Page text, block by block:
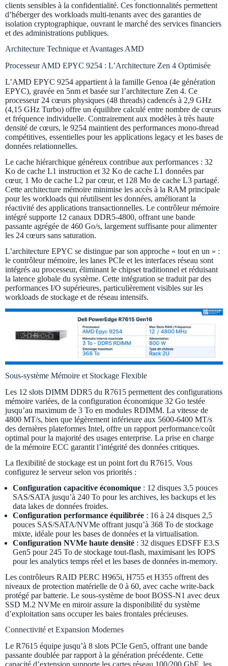
clients sensibles à la confidentialité. Ces fonctionnalités permettent
d’héberger des workloads multi-tenants avec des garanties de
isolation cryptographique, ouvrant le marché des services financiers
et des administrations publiques.
Architecture Technique et Avantages AMD
Processeur AMD EPYC 9254 : L’Architecture Zen 4 Optimisée
L’AMD EPYC 9254 appartient à la famille Genoa (4e génération
EPYC), gravée en 5nm et basée sur l’architecture Zen 4. Ce
processeur 24 cœurs physiques (48 threads) cadencés à 2,9 GHz
(4,15 GHz Turbo) offre un équilibre calculé entre nombre de cœurs
et fréquence individuelle. Contrairement aux modèles à très haute
densité de cœurs, le 9254 maintient des performances mono-thread
compétitives, essentielles pour les applications legacy et les bases de
données relationnelles.
Le cache hiérarchique généreux contribue aux performances : 32
Ko de cache L1 instruction et 32 Ko de cache L1 données par
cœur, 1 Mo de cache L2 par cœur, et 128 Mo de cache L3 partagé.
Cette architecture mémoire minimise les accès à la RAM principale
pour les workloads qui réutilisent les données, améliorant la
réactivité des applications transactionnelles. Le contrôleur mémoire
intégré supporte 12 canaux DDR5-4800, offrant une bande
passante agrégée de 460 Go/s, largement suffisante pour alimenter
les 24 cœurs sans saturation.
L’architecture EPYC se distingue par son approche « tout en un » :
le contrôleur mémoire, les lanes PCIe et les interfaces réseau sont
intégrés au processeur, éliminant le chipset traditionnel et réduisant
la latence globale du système. Cette intégration se traduit par des
performances I/O supérieures, particulièrement visibles sur les
workloads de stockage et de réseau intensifs.
Sous-système Mémoire et Stockage Flexible
Les 12 slots DIMM DDR5 du R7615 permettent des configurations
mémoire variées, de la configuration économique 32 Go testée
jusqu’au maximum de 3 To en modules RDIMM. La vitesse de
4800 MT/s, bien que légèrement inférieure aux 5600-6400 MT/s
des dernières plateformes Intel, offre un rapport performance/coût
optimal pour la majorité des usages enterprise. La prise en charge
de la mémoire ECC garantit l’intégrité des données critiques.
La flexibilité de stockage est un point fort du R7615. Vous
configurez le serveur selon vos priorités :
Configuration capacitive économique : 12 disques 3,5 pouces
SAS/SATA jusqu’à 240 To pour les archives, les backups et les
data lakes de données froides.
Configuration performance équilibrée : 16 à 24 disques 2,5
pouces SAS/SATA/NVMe offrant jusqu’à 368 To de stockage
mixte, idéale pour les bases de données et la virtualisation.
Configuration NVMe haute densité : 32 disques EDSFF E3.S
Gen5 pour 245 To de stockage tout-flash, maximisant les IOPS
pour les analytics temps réel et les bases de données in-memory.
Les contrôleurs RAID PERC H965i, H755 et H355 offrent des
niveaux de protection matérielle de 0 à 60, avec cache write-back
protégé par batterie. Le sous-système de boot BOSS-N1 avec deux
SSD M.2 NVMe en miroir assure la disponibilité du système
d’exploitation sans occuper les baies frontales précieuses.
Connectivité et Expansion Modernes
Le R7615 équipe jusqu’à 8 slots PCIe Gen5, offrant une bande
passante doublée par rapport à la génération précédente. Cette